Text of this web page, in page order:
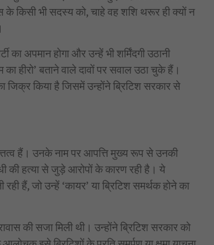
किसी भी सदस्य को, चाहे वह शशि थरूर ही क्यों न
अपमान होगा और उन्हें भी शर्मिंदगी उठानी
हीरो’ बताने वाले दावों पर सवाल उठा चुके हैं।
जिक्र किया है जिसमें उन्होंने ब्रिटिश सरकार से
हैं। उनके नाम पर आपत्ति मुख्य रूप से उनकी
की हत्या से जुड़े आरोपों के कारण रही है। ये
हैं, जो उन्हें ‘कायर’ या ब्रिटिश समर्थक होने का
की सजा मिली थी। उन्होंने ब्रिटिश सरकार को